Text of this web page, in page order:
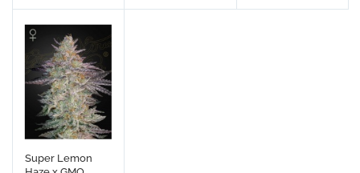
Super Lemon